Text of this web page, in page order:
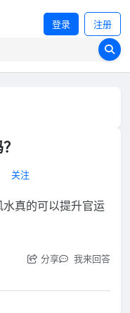
登录 注册
关注
真的可以提升官运
分享 我来回答